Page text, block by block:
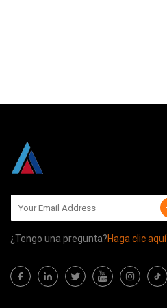
¿Tengo una pregunta?Haga clic aquí